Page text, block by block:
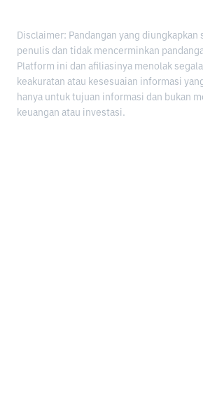
Disclaimer: Pandangan yang
penulis dan tidak mencerminkan
Platform ini dan afiliasinya menolak
keakuratan atau kesesuaian informasi
hanya untuk tujuan informasi dan bukan
keuangan atau investasi.